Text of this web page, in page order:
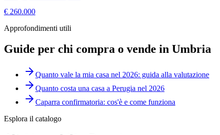
€ 260.000
Approfondimenti utili
Guide per chi compra o vende in Umbria
Quanto vale la mia casa nel 2026: guida alla valutazione
Quanto costa una casa a Perugia nel 2026
Caparra confirmatoria: cos'è e come funziona
Esplora il catalogo